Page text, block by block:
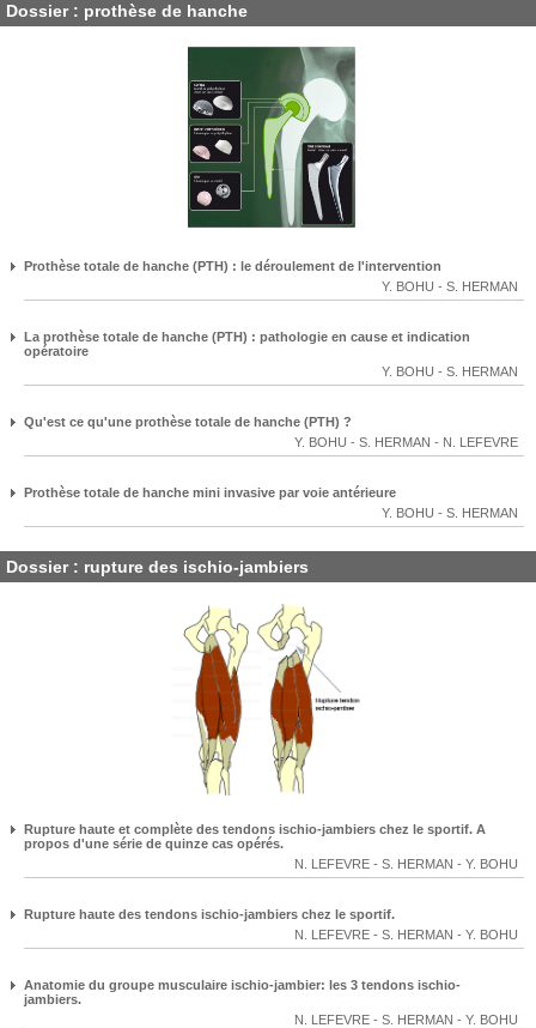
Dossier : prothèse de hanche
Prothèse totale de hanche (PTH) : le déroulement de l'intervention
Y. BOHU - S. HERMAN
La prothèse totale de hanche (PTH) : pathologie en cause et indication
opératoire
Y. BOHU - S. HERMAN
Qu'est ce qu'une prothèse totale de hanche (PTH) ?
Y. BOHU - S. HERMAN - N. LEFEVRE
Prothèse totale de hanche mini invasive par voie antérieure
Y. BOHU - S. HERMAN
Dossier : rupture des ischio-jambiers
Rupture haute et complète des tendons ischio-jambiers chez le sportif. A
propos d'une série de quinze cas opérés.
N. LEFEVRE - S. HERMAN - Y. BOHU
Rupture haute des tendons ischio-jambiers chez le sportif.
N. LEFEVRE - S. HERMAN - Y. BOHU
Anatomie du groupe musculaire ischio-jambier: les 3 tendons ischio-
jambiers.
N. LEFEVRE - S. HERMAN - Y. BOHU